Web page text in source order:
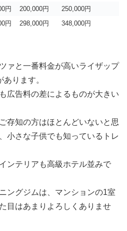
円 200,000円
250,000円
円 298,000円 348,000円
ァと一番料金が高いライザップ
ります。
広告料の差によるものが大きい
存知の方はほとんどいないと思
小さな子供でも知っているトレ
ンテリアも高級ホテル並みで
ングジムは、マンションの1室
目はあまりよろしくありませ